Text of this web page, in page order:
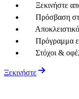
Ξεκινήστε
Πρόσβαση
Πρόγραμμα
Στόχοι &
Ξεκινήστε